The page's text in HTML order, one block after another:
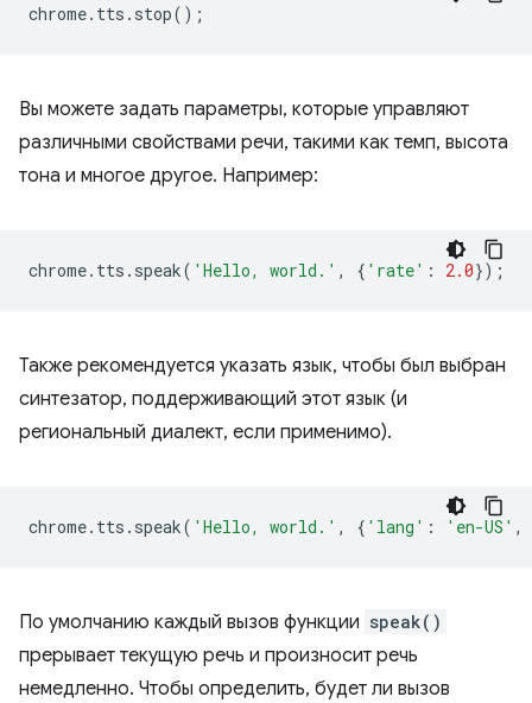
chrome. tts . stop();
Вы можете задать параметры, которые управляют
различными свойствами речи, такими как темп, высота
тона и многое другое. Например:
chrome. tts . speak( 'Hello, world.' , { 'rate' : 2.0});
Также рекомендуется указать язык, чтобы был выбран
синтезатор, поддерживающий этот язык (и
региональный диалект, если применимо).
chrome. tts . speak( 'Hello, world.' , { 'lang' : 'en-US' ,
По умолчанию каждый вызов функции speak()
прерывает текущую речь и произносит речь
немедленно. Чтобы определить, будет ли вызов